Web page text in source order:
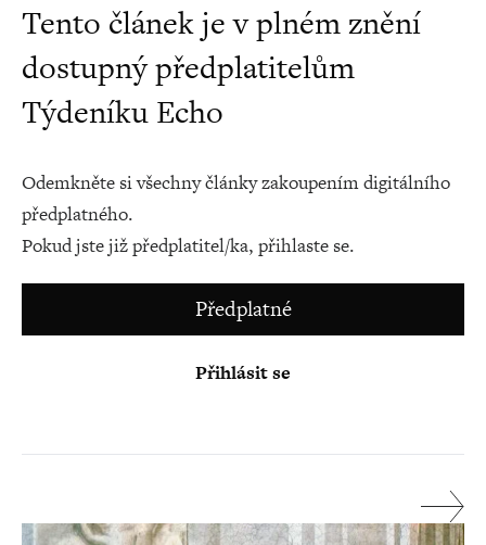
Tento článek je v plném znění
dostupný předplatitelům
Týdeníku Echo
Odemkněte si všechny články zakoupením digitálního
předplatného.
Pokud jste již předplatitel/ka, přihlaste se.
Předplatné
Přihlásit se